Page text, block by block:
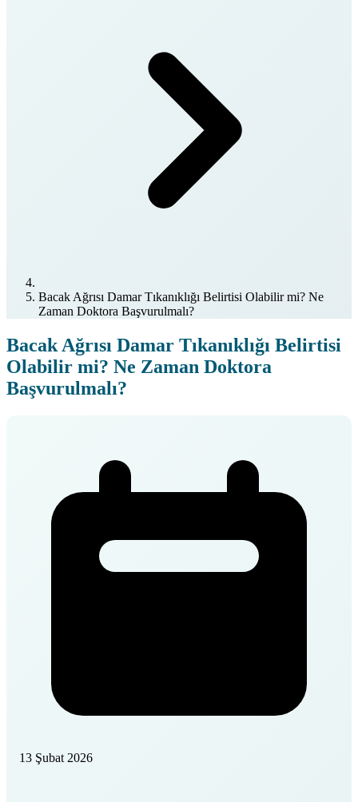
Bacak Ağrısı Damar Tıkanıklığı Belirtisi Olabilir mi? Ne
Zaman Doktora Başvurulmalı?
Bacak Ağrısı Damar Tıkanıklığı Belirtisi
Olabilir mi? Ne Zaman Doktora
Başvurulmalı?
13 Şubat 2026